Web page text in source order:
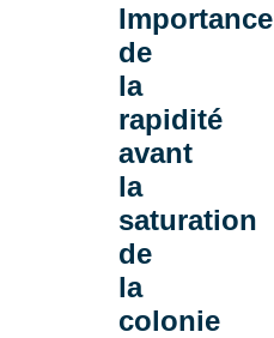
Importance
de
la
rapidité
avant
la
saturation
de
la
colonie